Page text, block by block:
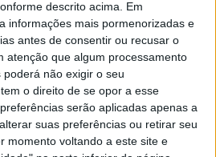
descrito acima. Em
informações mais pormenorizadas e
antes de consentir ou recusar o
atenção que algum processamento
não exigir o seu
o direito de se opor a esse
serão aplicadas apenas a
suas preferências ou retirar seu
momento voltando a este site e
Visão Se7e